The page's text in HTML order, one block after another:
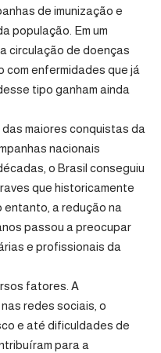
de imunização e
população. Em um
circulação de doenças
enfermidades que já
tipo ganham ainda
maiores conquistas da
nacionais
o Brasil conseguiu
que historicamente
entanto, a redução na
passou a preocupar
e profissionais da
fatores. A
redes sociais, o
e até dificuldades de
para a